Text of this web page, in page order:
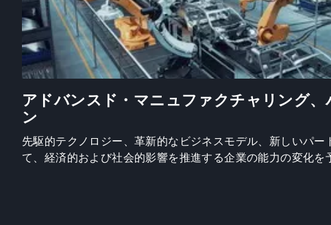
アドバンスド・マニュファクチャリング、
ン
先駆的テクノロジー、革新的なビジネスモデル、新しいパー
て、経済的および社会的影響を推進する企業の能力の変化を